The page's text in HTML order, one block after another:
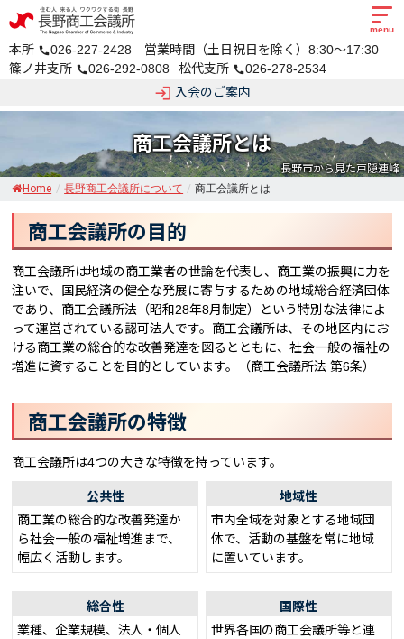
本所 call026-227-2428 営業時間（土日祝日を除く）8:30～17:30
篠ノ井支所 call026-292-0808 松代支所 call026-278-2534
login 入会のご案内
menu
商工会議所とは
長野市から見た戸隠連峰
Home / 長野商工会議所について / 商工会議所とは
商工会議所の目的
商工会議所は地域の商工業者の世論を代表し、商工業の振興に力を
注いで、国民経済の健全な発展に寄与するための地域総合経済団体
であり、商工会議所法（昭和28年8月制定）という特別な法律によ
って運営されている認可法人です。商工会議所は、その地区内にお
ける商工業の総合的な改善発達を図るとともに、社会一般の福祉の
増進に資することを目的としています。（商工会議所法 第6条）
商工会議所の特徴
商工会議所は4つの大きな特徴を持っています。
公共性
商工業の総合的な改善発達か
ら社会一般の福祉増進まで、
幅広く活動します。
地域性
市内全域を対象とする地域団
体で、活動の基盤を常に地域
に置いています。
総合性
業種、企業規模、法人・個人
国際性
世界各国の商工会議所等と連